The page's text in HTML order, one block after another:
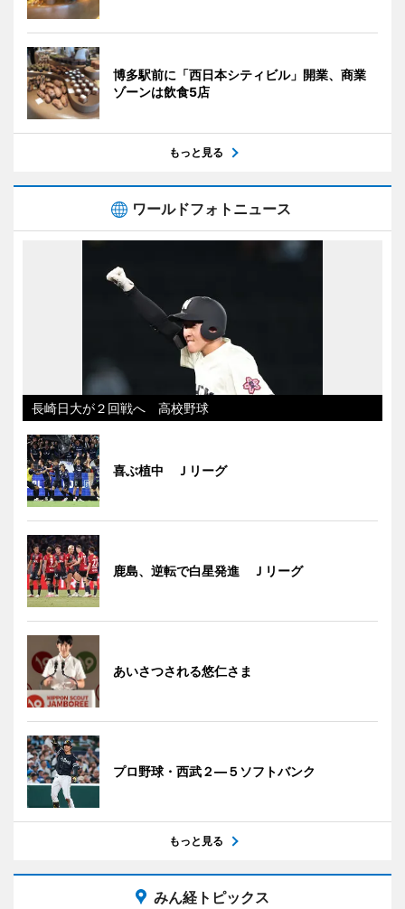
博多駅前に「西日本シティビル」開業、商業
ゾーンは飲食5店
もっと見る
ワールドフォトニュース
長崎日大が２回戦へ 高校野球
喜ぶ植中 Ｊリーグ
鹿島、逆転で白星発進 Ｊリーグ
あいさつされる悠仁さま
プロ野球・西武２―５ソフトバンク
もっと見る
みん経トピックス